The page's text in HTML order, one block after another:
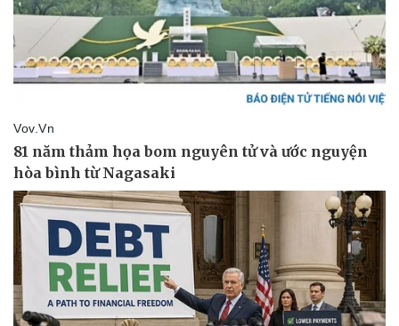
Pháp luật
Vụ án
Tin nóng
Tư vấn luật
Quân sự - Quốc phòng
Vũ khí
Việt Nam
Phân tích